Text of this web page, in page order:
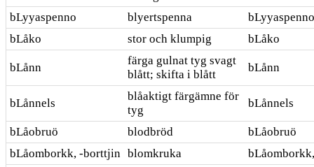
bLyyaspenno
blyertspenna
bLyyaspenno
bLåko
stor och klumpig bLåko
bLånn
färga gulnat tyg svagt
blått; skifta i blått
bLånn
bLånnels
blåaktigt färgämne för
tyg
bLånnels
bLåobruö blodbröd
bLåobruö
bLåomborkk, -borttjin blomkruka